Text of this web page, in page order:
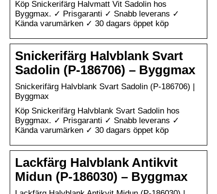
Köp Snickerifärg Halvmatt Vit Sadolin hos
Byggmax. ✓ Prisgaranti ✓ Snabb leverans ✓
Kända varumärken ✓ 30 dagars öppet köp
Snickerifärg Halvblank Svart
Sadolin (P-186706) – Byggmax
Snickerifärg Halvblank Svart Sadolin (P-186706) |
Byggmax
Köp Snickerifärg Halvblank Svart Sadolin hos
Byggmax. ✓ Prisgaranti ✓ Snabb leverans ✓
Kända varumärken ✓ 30 dagars öppet köp
Lackfärg Halvblank Antikvit
Midun (P-186030) – Byggmax